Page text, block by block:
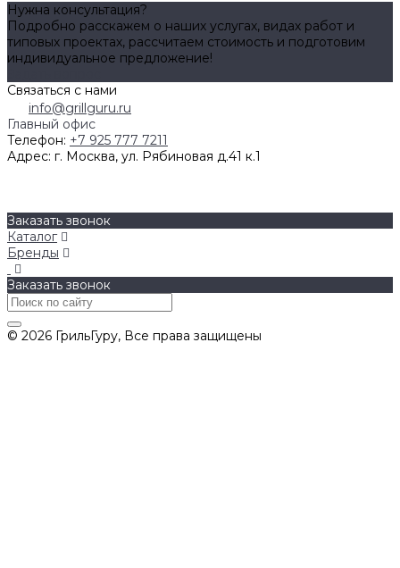
Нужна консультация?
Подробно расскажем о наших услугах, видах работ и
типовых проектах, рассчитаем стоимость и подготовим
индивидуальное предложение!
Связаться с нами
info@grillguru.ru
Главный офис
Телефон: +7 925 777 7211
Адрес: г. Москва, ул. Рябиновая д.41 к.1
Заказать звонок
Каталог
Бренды
Заказать звонок
© 2026 ГрильГуру, Все права защищены